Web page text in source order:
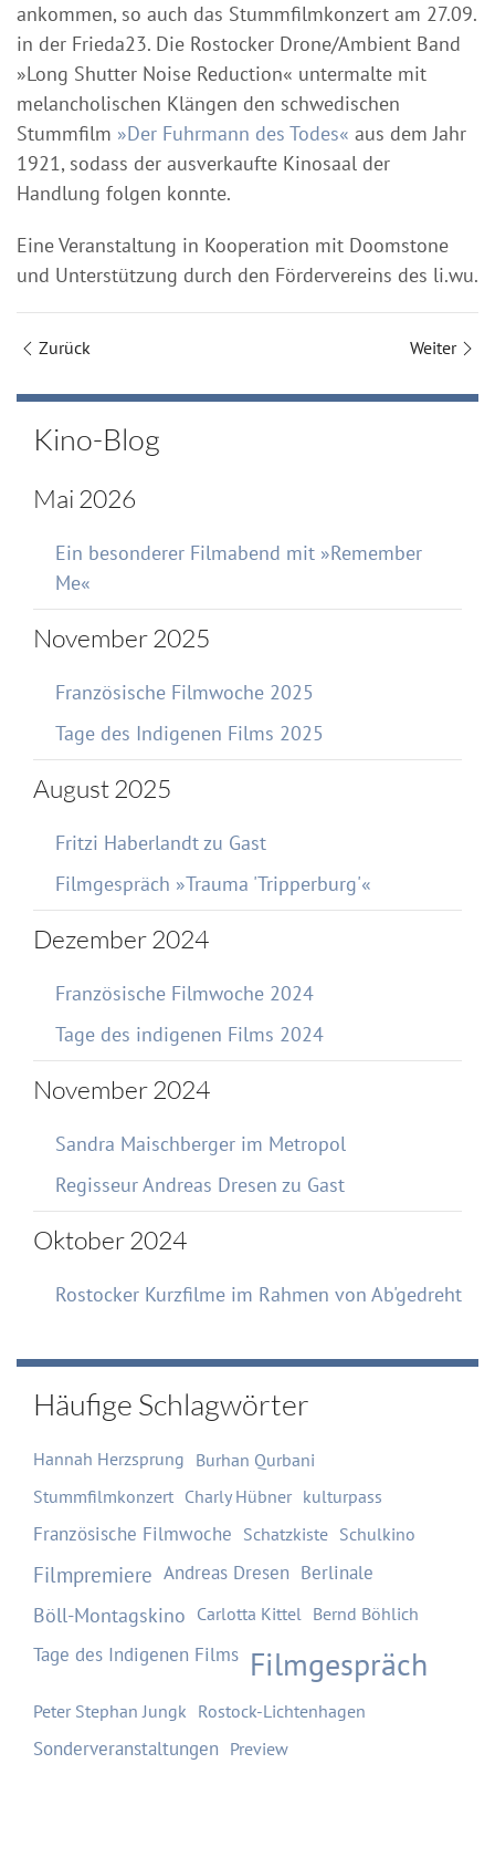
ankommen, so auch das Stummfilmkonzert am 27.09.
in der Frieda23. Die Rostocker Drone/Ambient Band
»Long Shutter Noise Reduction« untermalte mit
melancholischen Klängen den schwedischen
Stummfilm »Der Fuhrmann des Todes« aus dem Jahr
1921, sodass der ausverkaufte Kinosaal der
Handlung folgen konnte.
Eine Veranstaltung in Kooperation mit Doomstone
und Unterstützung durch den Fördervereins des li.wu.
Zurück Weiter
Kino-Blog
Mai 2026
Ein besonderer Filmabend mit »Remember
Me«
November 2025
Französische Filmwoche 2025
Tage des Indigenen Films 2025
August 2025
Fritzi Haberlandt zu Gast
Filmgespräch »Trauma 'Tripperburg'«
Dezember 2024
Französische Filmwoche 2024
Tage des indigenen Films 2024
November 2024
Sandra Maischberger im Metropol
Regisseur Andreas Dresen zu Gast
Oktober 2024
Rostocker Kurzfilme im Rahmen von Ab'gedreht
Häufige Schlagwörter
Hannah Herzsprung Burhan Qurbani
Stummfilmkonzert Charly Hübner kulturpass
Französische Filmwoche Schatzkiste Schulkino
Filmpremiere Andreas Dresen Berlinale
Böll-Montagskino Carlotta Kittel Bernd Böhlich
Tage des Indigenen Films Filmgespräch
Peter Stephan Jungk Rostock-Lichtenhagen
Sonderveranstaltungen Preview